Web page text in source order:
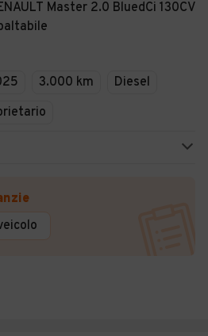
Master 2.0 BluedCi 130CV
3.000 km
Diesel